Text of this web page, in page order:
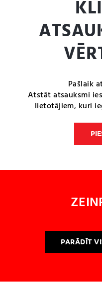
Pašlaik
Atstāt atsauksmi
lietotājiem, kuri
PARĀDĪT